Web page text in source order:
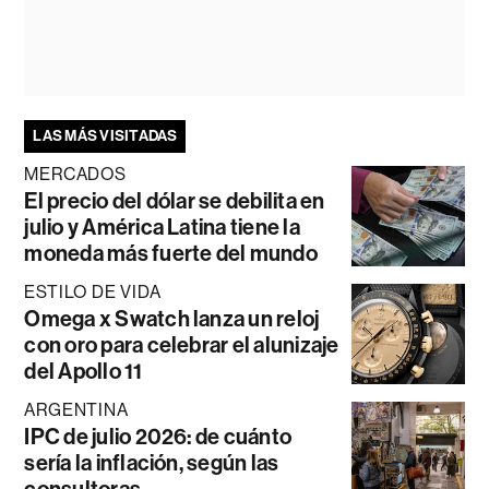
LAS MÁS VISITADAS
MERCADOS
El precio del dólar se debilita en
julio y América Latina tiene la
moneda más fuerte del mundo
ESTILO DE VIDA
Omega x Swatch lanza un reloj
con oro para celebrar el alunizaje
del Apollo 11
ARGENTINA
IPC de julio 2026: de cuánto
sería la inflación, según las